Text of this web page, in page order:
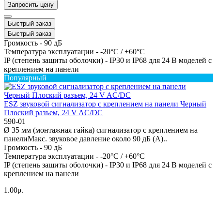
Запросить цену
Быстрый заказ
Быстрый заказ
Громкость - 90 дБ
Температура эксплуатации - -20°C / +60°C
IP (степень защиты оболочки) - IP30 и IP68 для 24 В моделей с
креплением на панели
Популярный
ESZ звуковой сигнализатор с креплением на панели Черный
Плоский разъем, 24 V AC/DC
590-01
Ø 35 мм (монтажная гайка) сигнализатор с креплением на
панелиМакс. звуковое давление около 90 дБ (A)..
Громкость - 90 дБ
Температура эксплуатации - -20°C / +60°C
IP (степень защиты оболочки) - IP30 и IP68 для 24 В моделей с
креплением на панели
1.00р.